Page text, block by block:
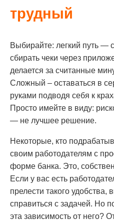
трудный
Выбирайте: легкий путь —
сбирать чеки через
делается за считанные
Сложный – оставаться в
руками подводя себя к
Просто имейте в виду:
— не лучшее решение.
Некоторые, кто
своим работодателям с
форме банка. Это,
Если у вас есть
прелести такого удобства,
справиться с задачей. Но
эта зависимость от него?